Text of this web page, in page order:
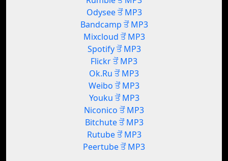
Odysee ਤੋਂ MP3
Bandcamp ਤੋਂ MP3
Mixcloud ਤੋਂ MP3
Spotify ਤੋਂ MP3
Flickr ਤੋਂ MP3
Ok.Ru ਤੋਂ MP3
Weibo ਤੋਂ MP3
Youku ਤੋਂ MP3
Niconico ਤੋਂ MP3
Bitchute ਤੋਂ MP3
Rutube ਤੋਂ MP3
Peertube ਤੋਂ MP3